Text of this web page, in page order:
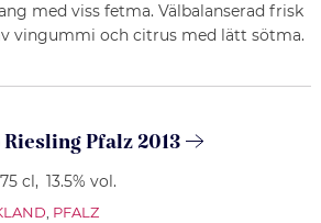
med viss fetma. Välbalanserad frisk
vingummi och citrus med lätt sötma.
Riesling Pfalz 2013
75 cl, 13.5% vol.
, PFALZ